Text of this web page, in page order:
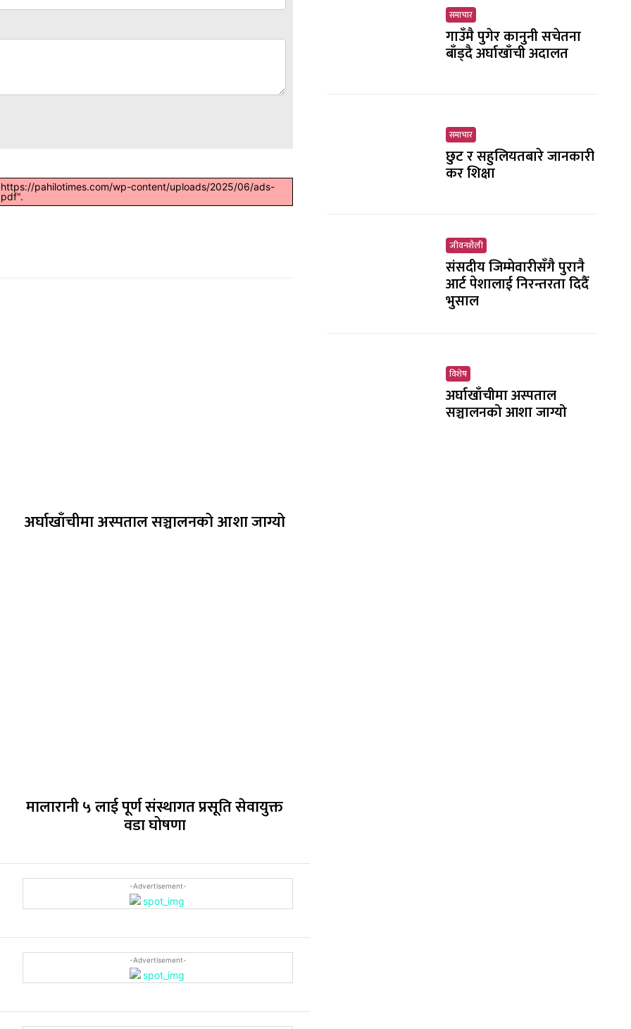
pahilotimes.com/wp-content/uploads/2025/06/ads-
अर्घाखाँचीमा अस्पताल सञ्चालनको आशा जाग्यो
मालारानी ५ लाई पूर्ण संस्थागत प्रसूति सेवायुक्त
वडा घोषणा
-Advertisement-
-Advertisement-
समाचार
गाउँमै पुगेर कानुनी सचेतना
बाँड्दै अर्घाखाँची अदालत
समाचार
छुट र सहुलियतबारे जानकारी
कर शिक्षा
जीवनशैली
संसदीय जिम्मेवारीसँगै पुरानै
आर्ट पेशालाई निरन्तरता दिदैँ
भुसाल
विशेष
अर्घाखाँचीमा अस्पताल
सञ्चालनको आशा जाग्यो